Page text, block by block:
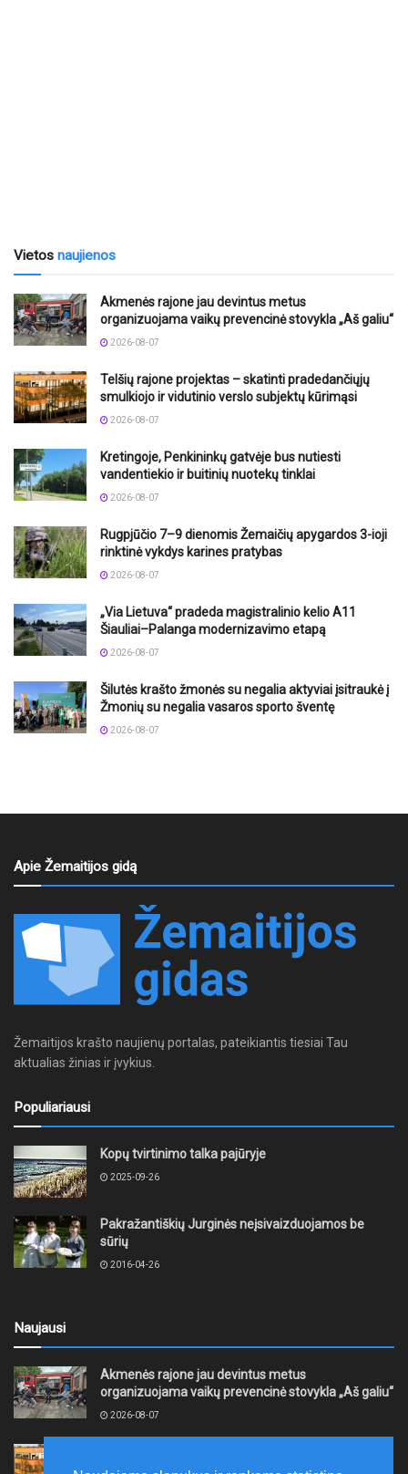
Vietos naujienos
Akmenės rajone jau devintus metus
organizuojama vaikų prevencinė stovykla „Aš galiu“
2026-08-07
Telšių rajone projektas – skatinti pradedančiųjų
smulkiojo ir vidutinio verslo subjektų kūrimąsi
2026-08-07
Kretingoje, Penkininkų gatvėje bus nutiesti
vandentiekio ir buitinių nuotekų tinklai
2026-08-07
Rugpjūčio 7–9 dienomis Žemaičių apygardos 3-ioji
rinktinė vykdys karines pratybas
2026-08-07
„Via Lietuva“ pradeda magistralinio kelio A11
Šiauliai–Palanga modernizavimo etapą
2026-08-07
Šilutės krašto žmonės su negalia aktyviai įsitraukė į
Žmonių su negalia vasaros sporto šventę
2026-08-07
Apie Žemaitijos gidą
Žemaitijos krašto naujienų portalas, pateikiantis tiesiai Tau
aktualias žinias ir įvykius.
Populiariausi
Kopų tvirtinimo talka pajūryje
2025-09-26
Pakražantiškių Jurginės neįsivaizduojamos be
sūrių
2016-04-26
Naujausi
Akmenės rajone jau devintus metus
organizuojama vaikų prevencinė stovykla „Aš galiu“
2026-08-07
smulkiojo ir vidutinio verslo subjektų kūrimąsi